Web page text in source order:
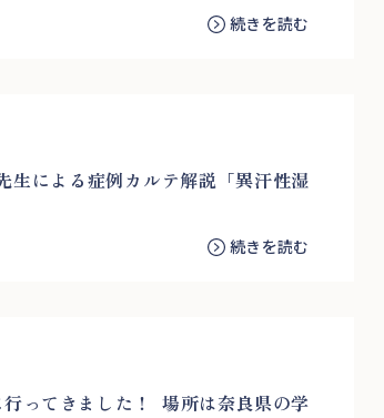
続きを読む
による症例カルテ解説「異汗性湿
続きを読む
ってきました！ 場所は奈良県の学